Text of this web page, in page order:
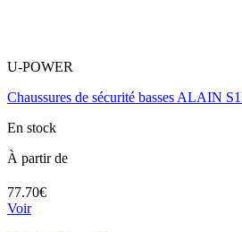
U-POWER
Chaussures de sécurité basses ALAIN
En stock
À partir de
77.70€
Voir